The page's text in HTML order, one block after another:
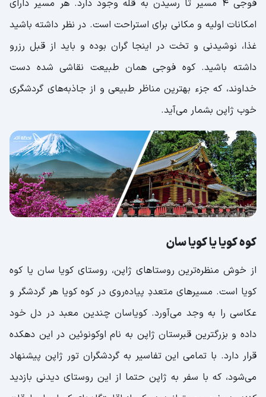
فوجی ۴ مسیر تا رسیدن به قله وجود دارد. هر مسیر دارای
امکانات اولیه و مکانی برای استراحت است. در نظر داشته باشید
غذا، نوشیدنی و تخت در اینجا گران بوده و باید از قبل رزرو
داشته باشید. کوه فوجی همان طبیعت نقاشی شده دست
خداوند، که جزء بهترین مناظر طبیعی و از جاذبه‌های گردشگری
خوب ژاپن بشمار می‌آید‌.
کوه کویا یا کویا سان
از خوش منظره‌ترین روستاهای ژاپن، روستای کویا سان یا کوه
کویا است. مسیرهای متعددِ پیاده‌روی در کوه کویا هر گردشگر و
عکاسی را به وجد می‌آورد. کویاسان چندین معبد در دل خود
داده و بزرگترین قبرستان ژاپن به نام اوکونوئین در این دهکده
قرار دارد. با تمامی این تفاسیر به گردشگران تور ژاپن پیشنهاد
می‌شود، که با سفر به ژاپن حتما از این روستای دیدنی بازدید